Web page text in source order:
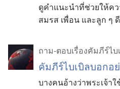
ดูคำแนะนำที่ช่วยให้
สมรส เพื่อน และลูก ๆ
ถาม-ตอบเรื่องคัมภีร์ไบ
คัมภีร์ไบเบิลบอกอย่
บางคนอ้างว่าพระเจ้า